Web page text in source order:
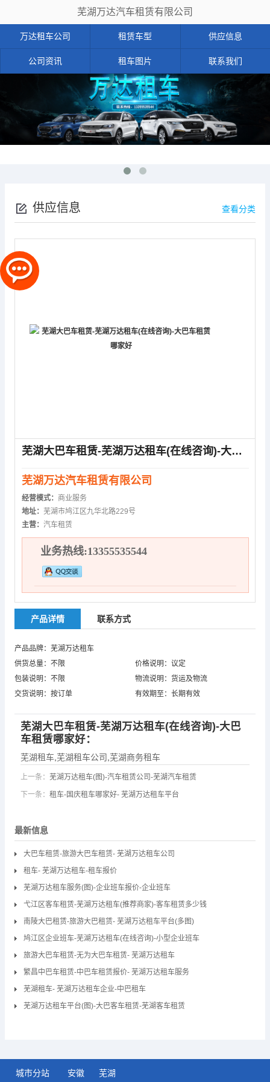
芜湖万达汽车租赁有限公司
万达租车公司 租赁车型 供应信息
公司资讯 租车图片 联系我们
供应信息 查看分类
芜湖大巴车租赁-芜湖万达租车(在线咨询)-大巴车租赁哪家好
芜湖万达汽车租赁有限公司
经营模式： 商业服务
地址： 芜湖市鸠江区九华北路229号
主营： 汽车租赁
业务热线:13355535544
产品详情 联系方式
产品品牌：芜湖万达租车
供货总量：不限
价格说明：议定
包装说明：不限
物流说明：货运及物流
交货说明：按订单
有效期至：长期有效
芜湖大巴车租赁-芜湖万达租车(在线咨询)-大巴
车租赁哪家好：
芜湖租车 芜湖租车公司 芜湖商务租车
上一条： 芜湖万达租车(图)-汽车租赁公司-芜湖汽车租赁
下一条： 租车-国庆租车哪家好- 芜湖万达租车平台
最新信息
大巴车租赁-旅游大巴车租赁- 芜湖万达租车公司
租车- 芜湖万达租车-租车报价
芜湖万达租车服务(图)-企业班车报价-企业班车
弋江区客车租赁-芜湖万达租车(推荐商家)-客车租赁多少钱
南陵大巴租赁-旅游大巴租赁- 芜湖万达租车平台(多图)
鸠江区企业班车-芜湖万达租车(在线咨询)-小型企业班车
旅游大巴车租赁-无为大巴车租赁- 芜湖万达租车
繁昌中巴车租赁-中巴车租赁报价- 芜湖万达租车服务
芜湖租车- 芜湖万达租车企业-中巴租车
芜湖万达租车平台(图)-大巴客车租赁-芜湖客车租赁
城市分站 安徽 芜湖